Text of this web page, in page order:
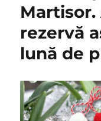
rezervă
lună de